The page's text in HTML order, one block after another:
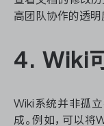
高团队协作的透明
4. Wiki
Wiki系统并非孤
成。例如，可以将